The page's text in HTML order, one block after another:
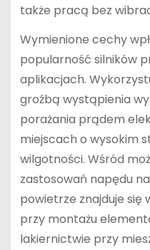
także pracą bez
Wymienione cechy
popularność silników
aplikacjach.
groźbą wystąpienia
porażania prądem
miejscach o wysokim
wilgotności. Wśród
zastosowań napędu
powietrze znajduje się
przy montażu
lakiernictwie przy